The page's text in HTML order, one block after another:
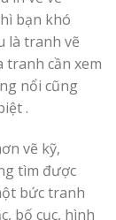
bạn khó
là tranh vẽ
tranh cần xem
nổi cũng
.
vẽ kỹ,
tìm được
bức tranh
bố cục, hình